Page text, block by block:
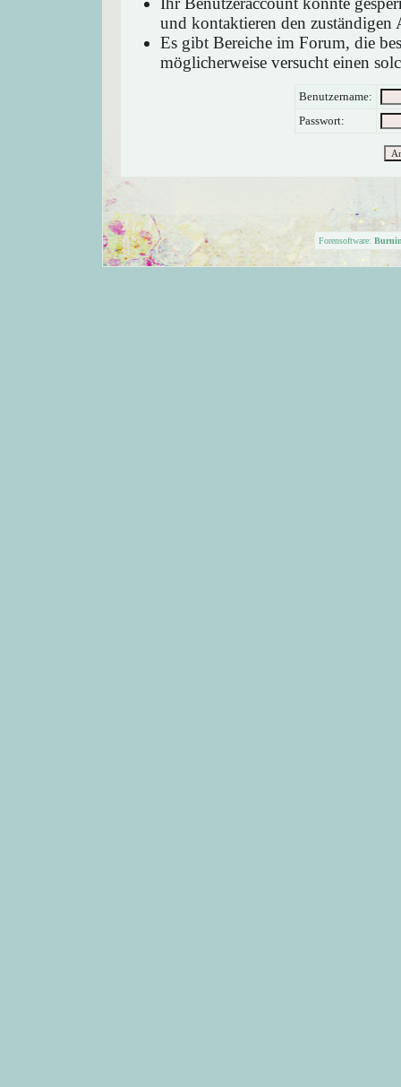
und kontaktieren den zuständigen
Es gibt Bereiche im Forum, die
möglicherweise versucht einen
Benutzername:
Passwort:
Forensoftware: